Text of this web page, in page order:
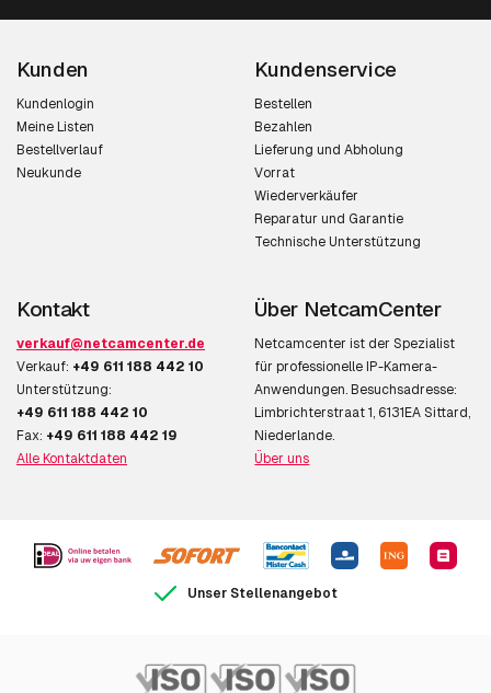
Kunden
Kundenlogin
Meine Listen
Bestellverlauf
Neukunde
Kundenservice
Bestellen
Bezahlen
Lieferung und Abholung
Vorrat
Wiederverkäufer
Reparatur und Garantie
Technische Unterstützung
Kontakt
verkauf@netcamcenter.de
Verkauf: +49 611 188 442 10
Unterstützung:
+49 611 188 442 10
Fax: +49 611 188 442 19
Alle Kontaktdaten
Über NetcamCenter
Netcamcenter ist der Spezialist
für professionelle IP-Kamera-
Anwendungen. Besuchsadresse:
Limbrichterstraat 1, 6131EA Sittard,
Niederlande.
Über uns
Unser Stellenangebot